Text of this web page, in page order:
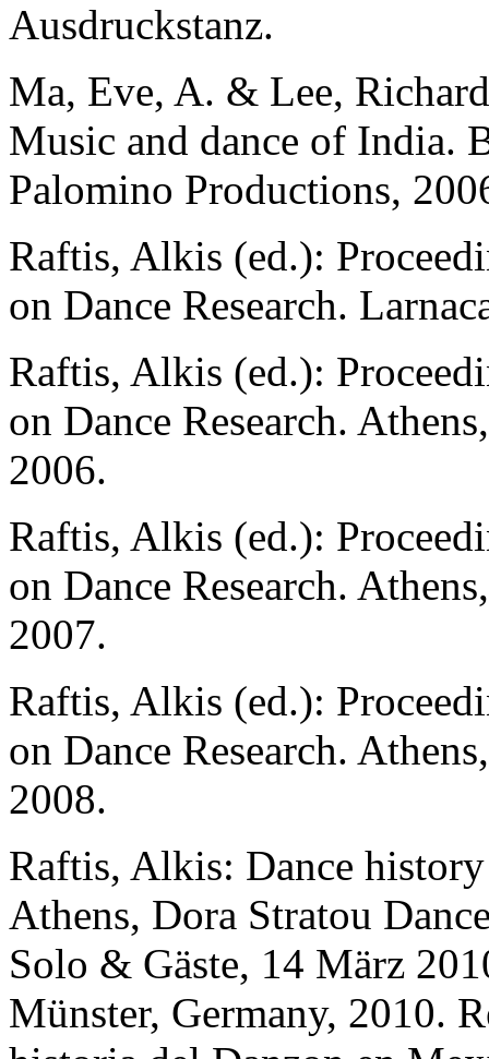
Ausdruckstanz.
Ma, Eve, A. & Lee,
Music and dance of India.
Palomino Productions,
Raftis, Alkis (ed.):
on Dance Research.
Raftis, Alkis (ed.):
on Dance Research.
2006.
Raftis, Alkis (ed.):
on Dance Research. Athens
2007.
Raftis, Alkis (ed.):
on Dance Research. Athens
2008.
Raftis, Alkis: Dance
Athens, Dora Stratou
Solo & Gäste, 14 März
Münster, Germany, 2010.